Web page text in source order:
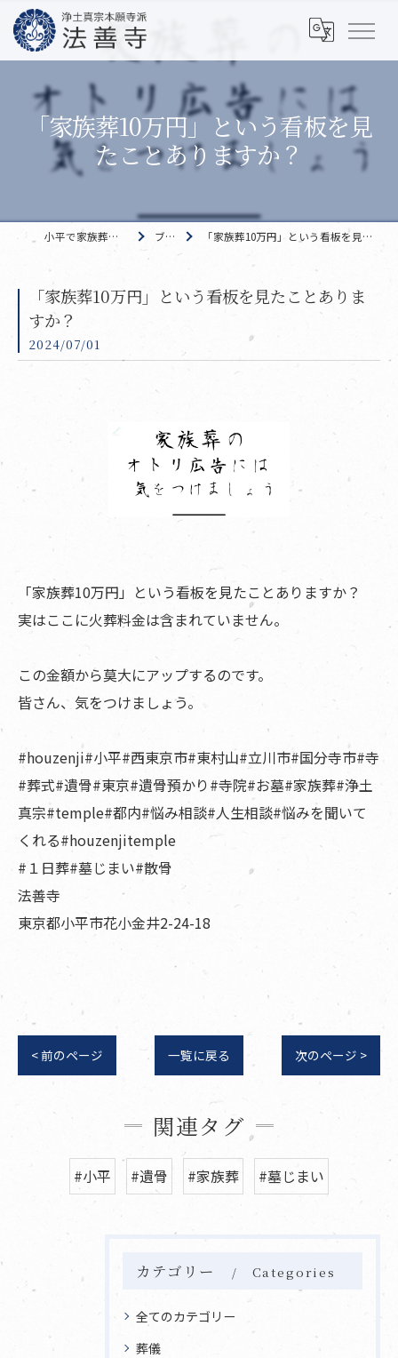
「家族葬10万円」という看板を見
たことありますか？
小平で家族葬なら 法善寺 ブログ 「家族葬10万円」という看板を見たことありますか？
「家族葬10万円」という看板を見たことありま
すか？
2024/07/01
「家族葬10万円」という看板を見たことありますか？
実はここに火葬料金は含まれていません。
この金額から莫大にアップするのです。
皆さん、気をつけましょう。
#houzenji#小平#西東京市#東村山#立川市#国分寺市#寺
#葬式#遺骨#東京#遺骨預かり#寺院#お墓#家族葬#浄土
真宗#temple#都内#悩み相談#人生相談#悩みを聞いて
くれる#houzenjitemple
#１日葬#墓じまい#散骨
法善寺
東京都小平市花小金井2-24-18
< 前のページ 一覧に戻る 次のページ >
関連タグ
#小平 #遺骨 #家族葬 #墓じまい
カテゴリー Categories
全てのカテゴリー
葬儀